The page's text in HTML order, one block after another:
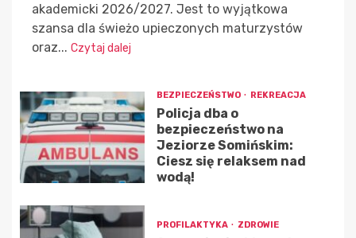
akademicki 2026/2027. Jest to wyjątkowa
szansa dla świeżo upieczonych maturzystów
oraz... Czytaj dalej
BEZPIECZEŃSTWO REKREACJA
Policja dba o
bezpieczeństwo na
Jeziorze Somińskim:
Ciesz się relaksem nad
wodą!
PROFILAKTYKA ZDROWIE